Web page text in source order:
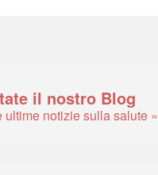
il nostro Blog
ultime notizie sulla salute »